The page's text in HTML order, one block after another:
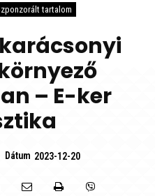
tartalom
– E-ker
Dátum 2023-12-20